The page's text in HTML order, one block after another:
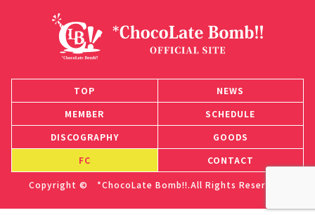
TOP
NEWS
MEMBER
SCHEDULE
DISCOGRAPHY
GOODS
FC
CONTACT
Copyright © *ChocoLate Bomb!!.All Rights Reserved.